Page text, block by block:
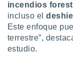
publicidad
incendios
incluso el
Este enfoque
terrestre”,
estudio.